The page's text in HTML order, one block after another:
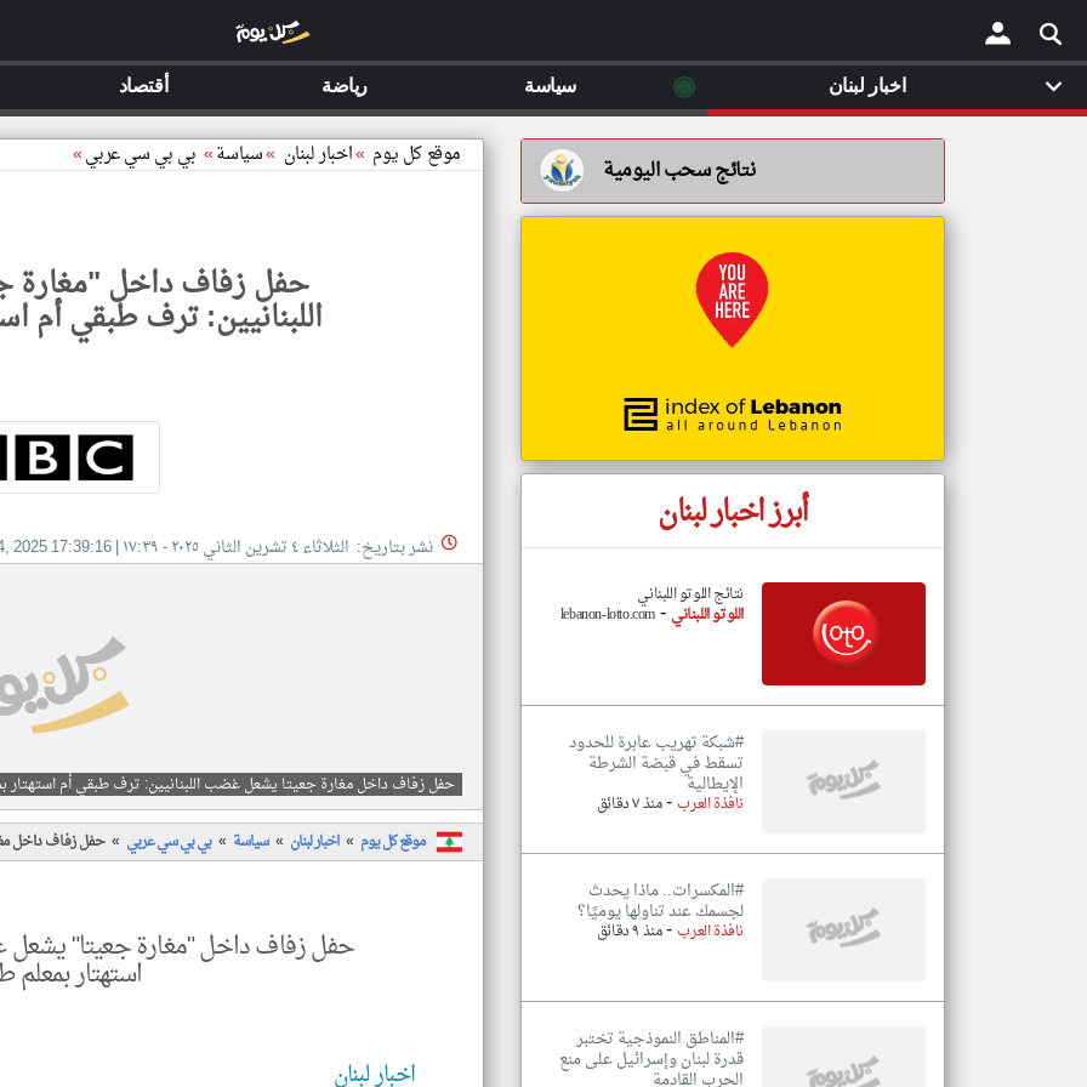
× موقع كل يوم »اخبار لبنان »سياسة» بي بي سي عربي»
حفل زفاف داخل
اللبنانيين: ترف طبقي أم
نشر بتاريخ: الثلاثاء ٤ تشرين الثاني ٢٠٢٥ - ١٧:٣٩ |
2025 17:39:16
حفل زفاف داخل مغارة جعيتا يشعل غضب اللبنانيين: ترف طبقي أم استهتار
موقع كل يوم اخبار لبنان سياسة بي بي سي عربي حفل زفاف داخل
حفل زفاف داخل "مغارة جعيتا" يشعل
استهتار بمعلم
اخبار لبنان
نتائج سحب اليومية
أبرز اخبار لبنان
نتائج اللوتو اللبناني
اللوتو اللبناني -
lebanon-lotto.com
#شبكة تهريب عابرة للحدود
تسقط في قبضة الشرطة
الإيطالية
نافذة العرب -منذ ٧ دقائق
#المكسرات.. ماذا يحدث
لجسمك عند تناولها يوميًا؟
نافذة العرب -منذ ٩ دقائق
#المناطق النموذجية تختبر
قدرة لبنان وإسرائيل على منع
الحرب القادمة
اخبار لبنان ◉ سياسة رياضة أقتصاد